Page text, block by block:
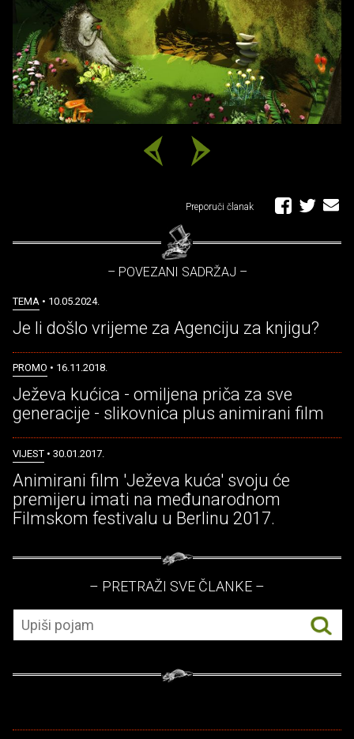
Preporuči članak
– POVEZANI SADRŽAJ –
TEMA • 10.05.2024.
Je li došlo vrijeme za Agenciju za knjigu?
PROMO • 16.11.2018.
Ježeva kućica - omiljena priča za sve
generacije - slikovnica plus animirani film
VIJEST • 30.01.2017.
Animirani film 'Ježeva kuća' svoju će
premijeru imati na međunarodnom
Filmskom festivalu u Berlinu 2017.
– PRETRAŽI SVE ČLANKE –